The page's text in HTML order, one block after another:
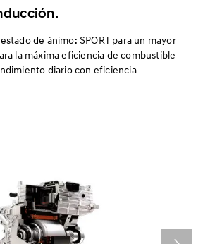
de ánimo: SPORT para un mayor
la máxima eficiencia de combustible
diario con eficiencia